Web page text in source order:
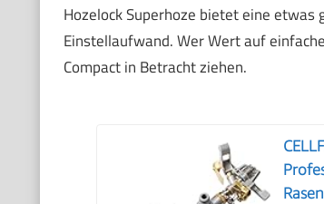
Hozelock Superhoze bietet eine
Einstellaufwand. Wer Wert auf
Compact in Betracht ziehen.